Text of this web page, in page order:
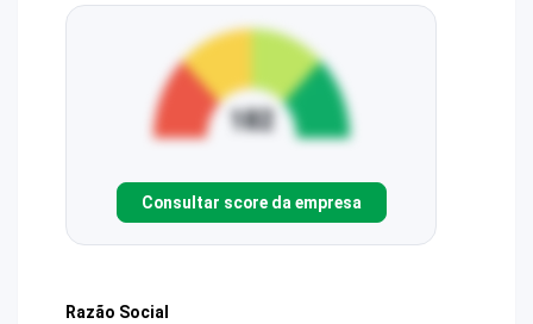
Consultar score da empresa
Razão Social